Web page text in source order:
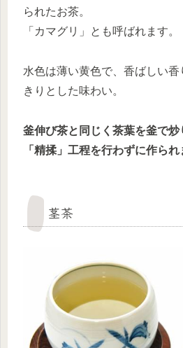
られたお茶。
「カマグリ」とも呼ばれます。
水色は薄い黄色で、香ばしい
きりとした味わい。
釜伸び茶と同じく茶葉を釜で炒
「精揉」工程を行わずに作られ
茎茶